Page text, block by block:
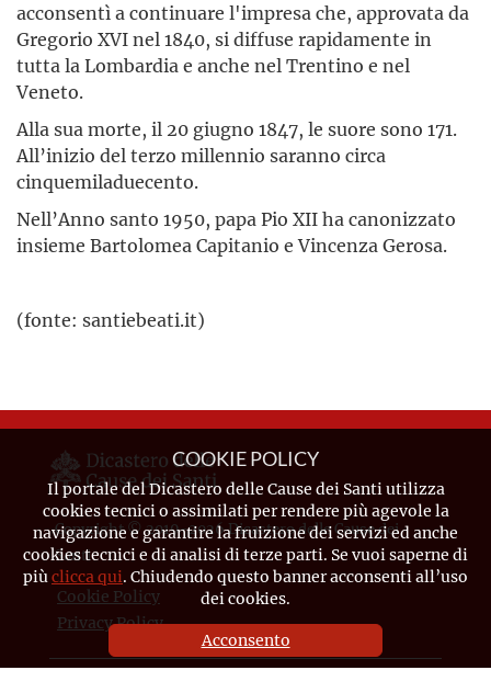
acconsentì a continuare l'impresa che, approvata da
Gregorio XVI nel 1840, si diffuse rapidamente in
tutta la Lombardia e anche nel Trentino e nel
Veneto.
Alla sua morte, il 20 giugno 1847, le suore sono 171.
All’inizio del terzo millennio saranno circa
cinquemiladuecento.
Nell’Anno santo 1950, papa Pio XII ha canonizzato
insieme Bartolomea Capitanio e Vincenza Gerosa.
(fonte: santiebeati.it)
Copyright © 2019-2026 Dicastero delle Cause dei
Santi
Cookie Policy
Privacy Policy
COOKIE POLICY
Il portale del Dicastero delle Cause dei Santi utilizza
cookies tecnici o assimilati per rendere più agevole la
navigazione e garantire la fruizione dei servizi ed anche
cookies tecnici e di analisi di terze parti. Se vuoi saperne di
piùclicca qui. Chiudendo questo banner acconsenti all’uso
dei cookies.
Acconsento